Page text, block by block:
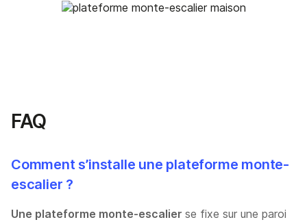
FAQ
Comment s’installe une plateforme monte-
escalier ?
Une plateforme monte-escalier se fixe sur une paroi